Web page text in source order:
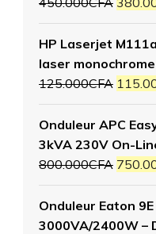
HP Laserjet
laser monochrome
125.000CFA
Onduleur APC
3kVA 230V On-
800.000CFA
Onduleur Eaton
3000VA/2400W –